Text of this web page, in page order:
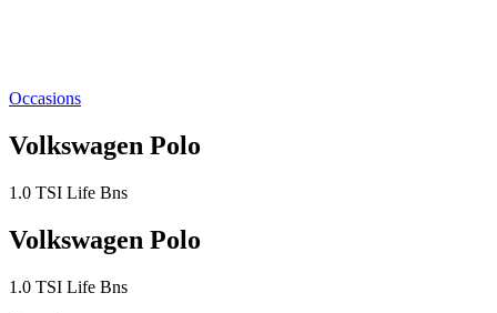
Occasions
Volkswagen Polo
1.0 TSI Life Bns
Volkswagen Polo
1.0 TSI Life Bns